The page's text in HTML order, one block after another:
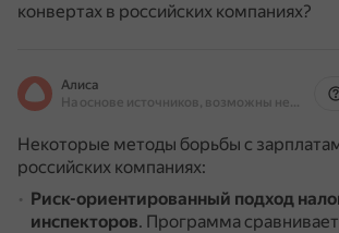
конвертах в российских компаниях?
Алиса
На основе источников, возможны неточности
Некоторые методы борьбы с
российских компаниях:
Риск-ориентированный подход
инспекторов. Программа